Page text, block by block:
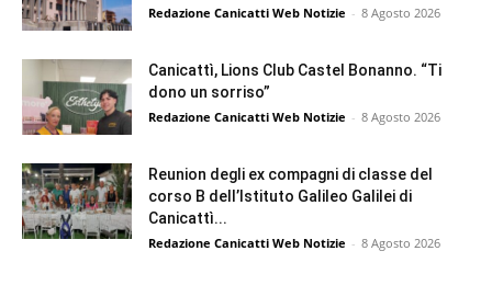
Redazione Canicatti Web Notizie - 8 Agosto 2026
Canicattì, Lions Club Castel Bonanno. “Ti
dono un sorriso”
Redazione Canicatti Web Notizie - 8 Agosto 2026
Reunion degli ex compagni di classe del
corso B dell’Istituto Galileo Galilei di
Canicattì...
Redazione Canicatti Web Notizie - 8 Agosto 2026